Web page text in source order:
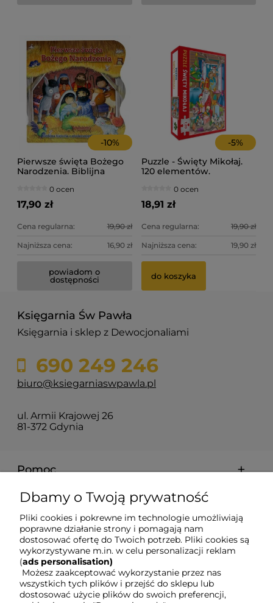
-10%
Pierwsze święta Bożego
Narodzenia. Biblijna
okienkami.
0 ocen
17,90 zł
Cena regularna: 19,90 zł
Najniższa cena: 16,90 zł
powiadom o
dostępności
-5%
Puzzle - Święty Mikołaj.
120 elementów.
0 ocen
18,91 zł
Cena regularna: 19,90 zł
Najniższa cena: 19,90 zł
do koszyka
Księgarnia Św Pawła
Księgarnia i sklep z Dewocjonaliami
690 249 246
biuro@ksiegarniaswpawla.pl
ul. Armii Krajowej 26
81-372 Gdynia
Pomoc
Dostawa i koszty
Moje konto
Gwarancja i zwroty
Dbamy o Twoją prywatność
Pliki cookies i pokrewne im technologie umożliwiają
poprawne działanie strony i pomagają nam
dostosować ofertę do Twoich potrzeb. Pliki cookies są
wykorzystywane m.in. w celu personalizacji reklam
(ads personalisation)
Możesz zaakceptować wykorzystanie przez nas
wszystkich tych plików i przejść do sklepu lub
dostosować użycie plików do swoich preferencji,